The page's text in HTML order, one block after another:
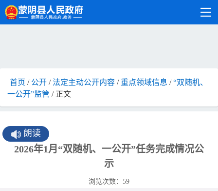
首页 / 公开 /法定主动公开内容 / 重点领域信息 /“双随机、
一公开”监管 / 正文
朗读
2026年1月“双随机、一公开”任务完成情况公
示
浏览次数： 59